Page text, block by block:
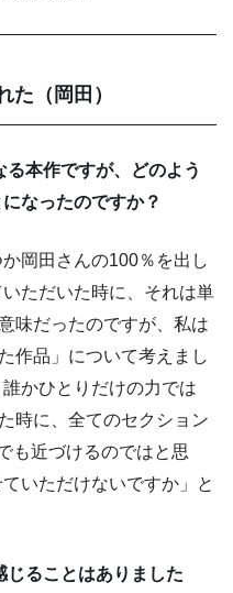
た（岡田）
る本作ですが、どのよう
なったのですか？
岡田さんの100％を出し
ただいた時に、それは単
味だったのですが、私は
作品」について考えまし
かひとりだけの力では
時に、全てのセクション
も近づけるのではと思
いただけないですか」と
じることはありました